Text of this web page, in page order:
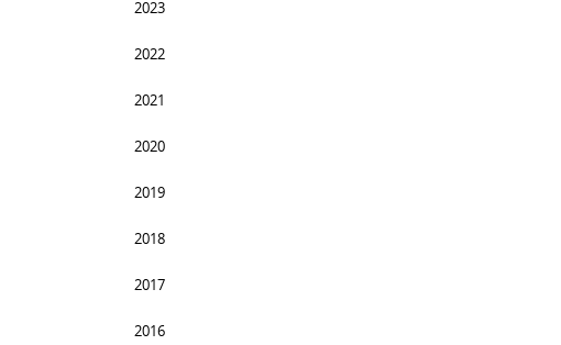
2023
2022
2021
2020
2019
2018
2017
2016